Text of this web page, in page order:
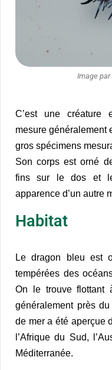
Image par
C’est une créature
mesure généralement
gros spécimens
Son corps est orné
fins sur le dos et
apparence d’un autre
Habitat
Le dragon bleu est
tempérées des
On le trouve flottant
généralement près
de mer a été aperçue
l’Afrique du Sud,
Méditerranée.